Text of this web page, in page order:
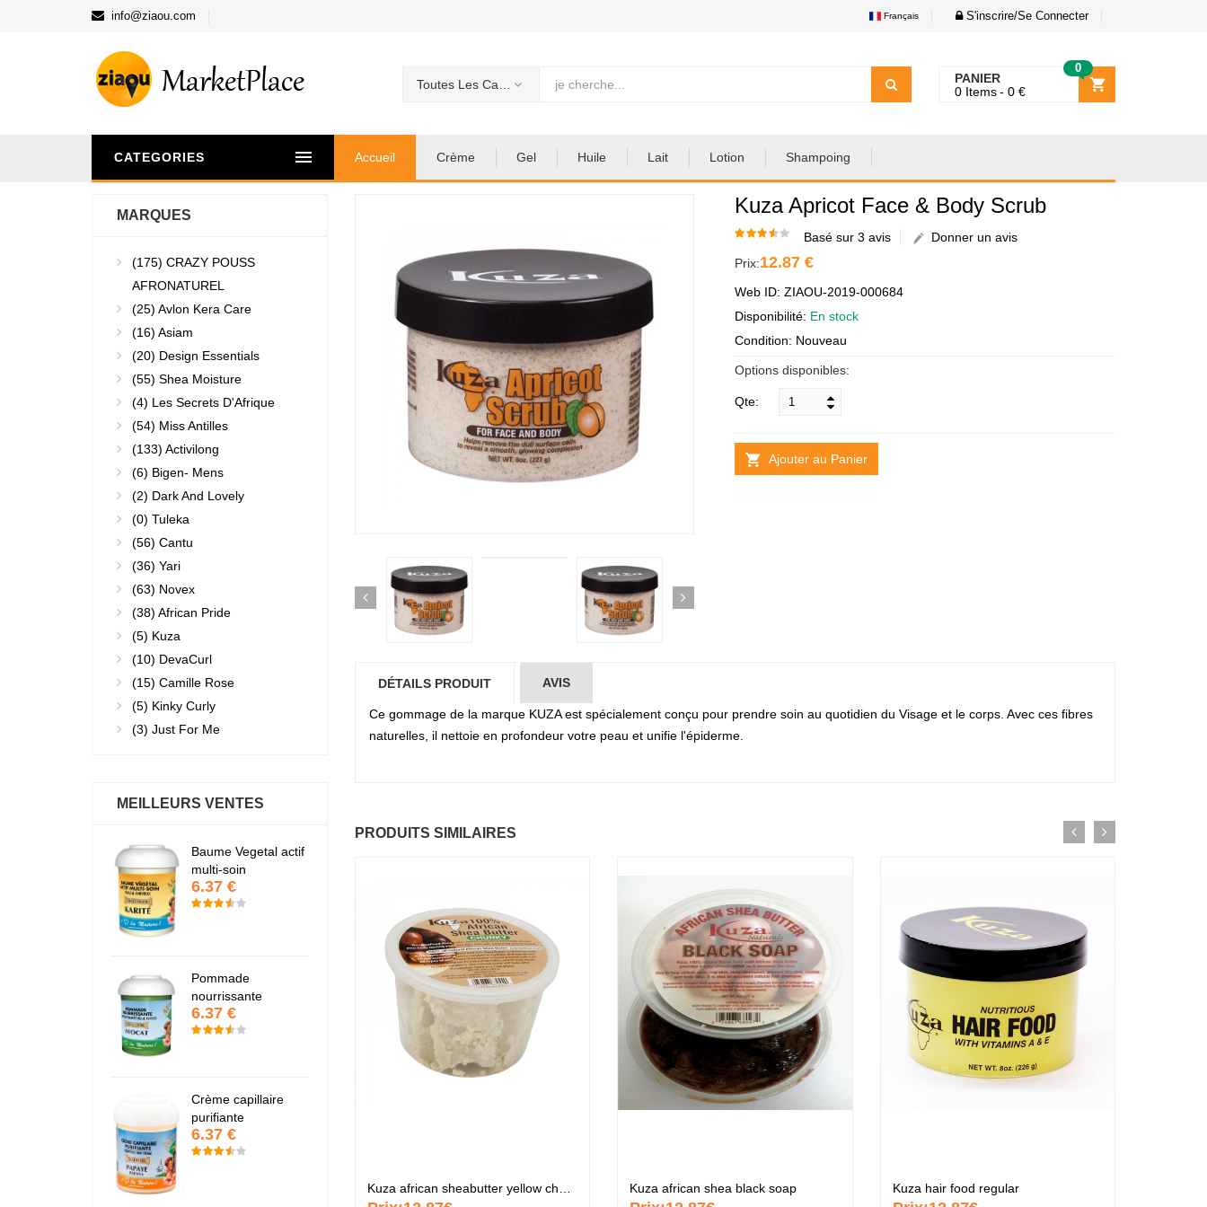
info@ziaou.com Français S'inscrire/Se Connecter
PANIER
0
0 Items 0 €
CATEGORIES Accueil Crème Gel Huile Lait Lotion Shampoing
Kuza Apricot Face & Body Scrub
Basé sur 3 avis
Donner un avis
Prix:12.87 €
Web ID: ZIAOU-2019-000684
Disponibilité: En stock
Condition: Nouveau
Options disponibles:
Qte:
Ajouter au Panier
DÉTAILS PRODUIT AVIS
Ce gommage de la marque KUZA est spécialement conçu pour prendre soin au quotidien du Visage et le corps. Avec ces fibres
naturelles, il nettoie en profondeur votre peau et unifie l'épiderme.
PRODUITS SIMILAIRES
Kuza african shea black soap Kuza hair food regular
MARQUES
(175) CRAZY POUSS
AFRONATUREL
(25) Avlon Kera Care
(16) Asiam
(20) Design Essentials
(55) Shea Moisture
(4) Les Secrets D'Afrique
(54) Miss Antilles
(133) Activilong
(6) Bigen- Mens
(2) Dark And Lovely
(0) Tuleka
(56) Cantu
(36) Yari
(63) Novex
(38) African Pride
(5) Kuza
(10) DevaCurl
(15) Camille Rose
(5) Kinky Curly
(3) Just For Me
MEILLEURS VENTES
Baume Vegetal actif
multi-soin
6.37 €
Pommade
nourrissante
6.37 €
Crème capillaire
purifiante
6.37 €
Papaye
7.67 €
KARITE
6.37 €
nourrissante
6.37 €
Crème capillaire